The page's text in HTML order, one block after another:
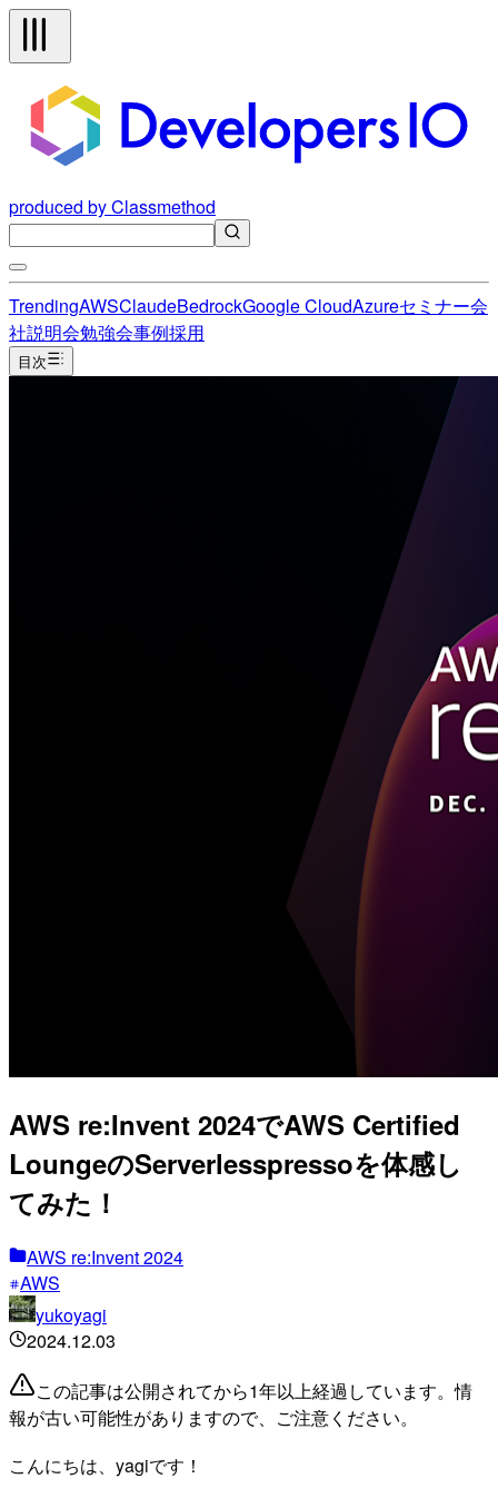
produced by Classmethod
TrendingAWSClaudeBedrockGoogle CloudAzureセミナー会
社説明会勉強会事例採用
目次
AWS re:Invent 2024でAWS Certified
LoungeのServerlesspressoを体感し
てみた！
AWS re:Invent 2024
AWS
yukoyagi
2024.12.03
この記事は公開されてから1年以上経過しています。情
報が古い可能性がありますので、ご注意ください。
こんにちは、yagiです！